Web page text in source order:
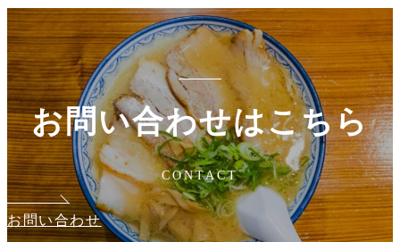
お問い合わせはこちら
CONTACT
お問い合わせ